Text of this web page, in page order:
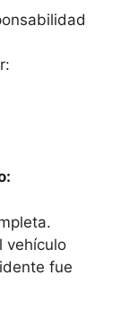
vehículo
fue